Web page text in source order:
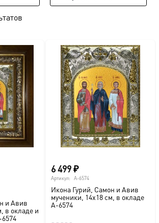
и Авив
в окладе и
6 499₽
Артикул: A-6574
Икона Гурий, Самон и Авив
мученики, 14х18 см, в окладе
A-6574